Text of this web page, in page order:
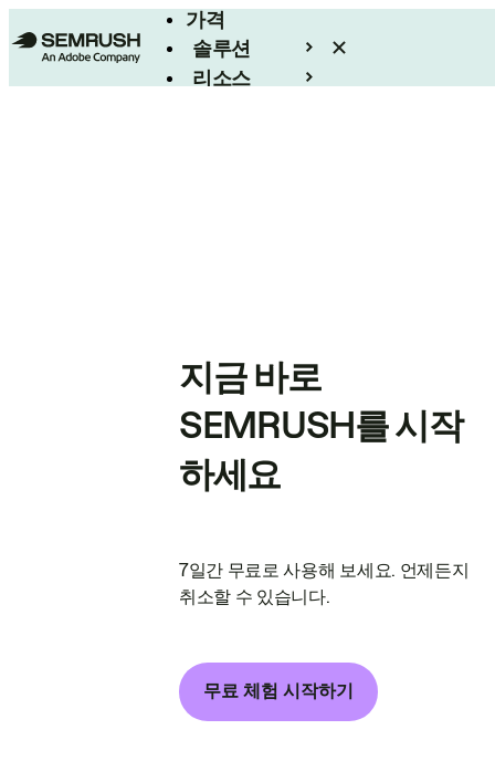
가격
솔루션
리소스
지금 바로
SEMRUSH를 시작
하세요
7일간 무료로 사용해 보세요. 언제든지
취소할 수 있습니다.
무료 체험 시작하기